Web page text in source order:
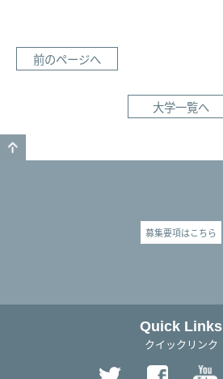
前のページへ
大学一覧へ
募集要項はこちら
Quick Links
クイックリンク